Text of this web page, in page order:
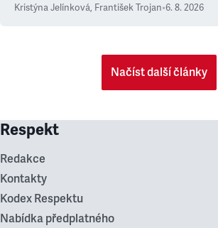
Kristýna Jelínková, František Trojan•6. 8. 2026
Načíst další články
Respekt
Redakce
Kontakty
Kodex Respektu
Nabídka předplatného